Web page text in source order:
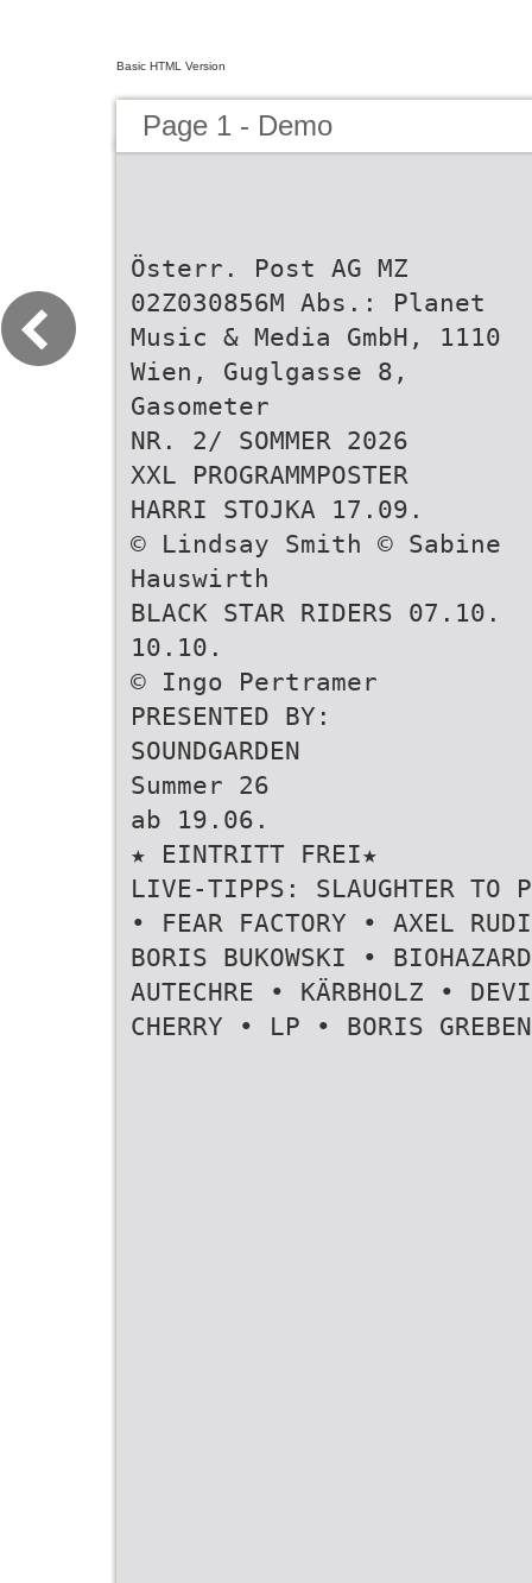
Basic HTML Version
Page 1 - Demo
Österr. Post AG MZ
02Z030856M Abs.: Planet
Music & Media GmbH, 1110
Wien, Guglgasse 8,
Gasometer
NR. 2/ SOMMER 2026
XXL PROGRAMMPOSTER
HARRI STOJKA 17.09.
© Lindsay Smith © Sabine
Hauswirth
BLACK STAR RIDERS 07.10.
10.10.
© Ingo Pertramer
PRESENTED BY:
SOUNDGARDEN
Summer 26
ab 19.06.
★ EINTRITT FREI★
LIVE-TIPPS: SLAUGHTER TO
• FEAR FACTORY • AXEL
BORIS BUKOWSKI •
AUTECHRE • KÄRBHOLZ •
CHERRY • LP • BORIS